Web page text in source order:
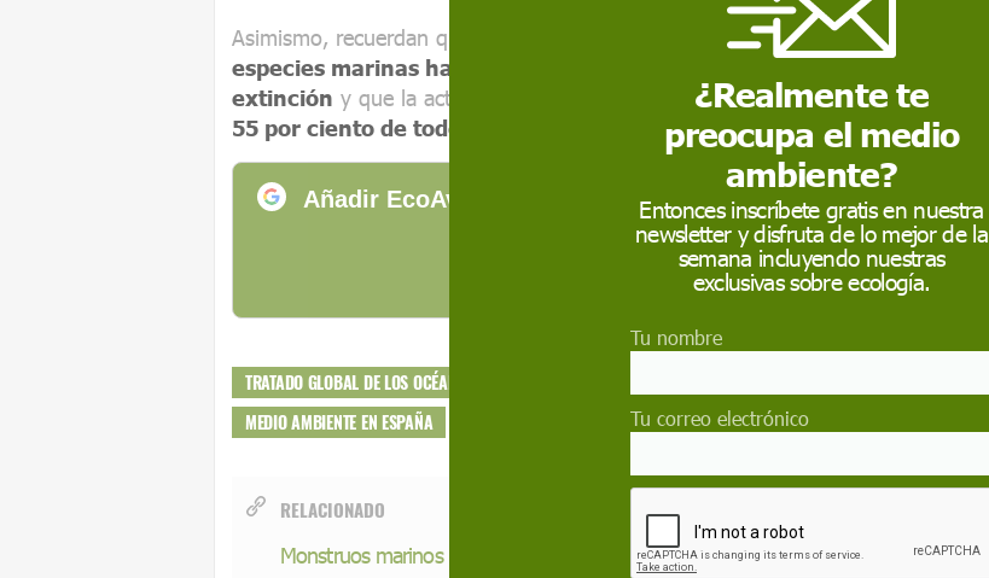
Asimismo, recuerdan que, a lo largo de estas dos décadas,más de cien
especies marinas han sido clasificadas en peligro "crítico" de
extinción y que la actividad de la pesca industrial"ya cubre cerca del
55 por ciento de todos los océanos
Añadir EcoAvant.com como fuente preferida de Google
de forma gratuita.
ACTIVAR AHORA
TRATADO GLOBAL DE LOS OCÉANOS
MEDIO AMBIENTE EN ESPAÑA
RELACIONADO
Monstruos marinos
¿Realmente te
preocupa el medio
ambiente?
Entonces inscríbete gratis en nuestra
newsletter y disfruta de lo mejor de la
semana incluyendo nuestras
exclusivas sobre ecología.
Tu nombre
Tu correo electrónico